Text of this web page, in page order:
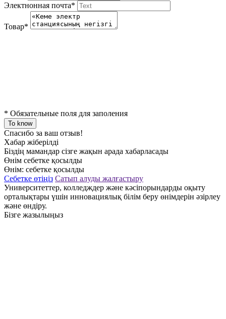
Электнонная почта*
Товар*
* Обязательные поля для заполения
To know
Спасибо за ваш отзыв!
Хабар жіберілді
Біздің мамандар сізге жақын арада хабарласады
Өнім себетке қосылды
Өнім: себетке қосылды
Себетке өтіңіз Сатып алуды жалғастыру
Университеттер, колледждер және кәсіпорындарды оқыту
орталықтары үшін инновациялық білім беру өнімдерін әзірлеу
және өндіру.
Бізге жазылыңыз